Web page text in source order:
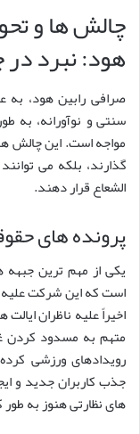
چالش ها و
هود: نبرد
صرافی رابین هود، به
سنتی و نوآورانه، به
مواجه است. این چالش
گذارند، بلکه می
الشعاع قرار دهند.
پرونده های
یکی از مهم ترین جبهه
است که این شرکت علیه
اخیراً علیه ناظران
متهم به مسدود کردن
رویدادهای ورزشی
جذب کاربران جدید و
های نظارتی هنوز به